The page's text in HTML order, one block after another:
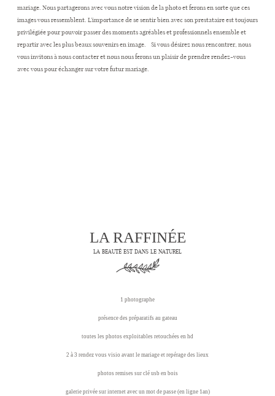
mariage. Nous partagerons avec vous notre vision de la photo et ferons en sorte que ces
images vous ressemblent. L’importance de se sentir bien avec son prestataire est toujours
privilégiée pour pouvoir passer des moments agréables et professionnels ensemble et
repartir avec les plus beaux souvenirs en image. Si vous désirez nous rencontrer, nous
vous invitons à nous contacter et nous nous ferons un plaisir de prendre rendez-vous
avec vous pour échanger sur votre futur mariage.
LA RAFFINÉE
LA BEAUTÉ EST DANS LE NATUREL
1 photographe
présence des préparatifs au gateau
toutes les photos exploitables retouchées en hd
2 à 3 rendez vous visio avant le mariage et repérage des lieux
photos remises sur clé usb en bois
galerie privée sur internet avec un mot de passe (en ligne 1an)